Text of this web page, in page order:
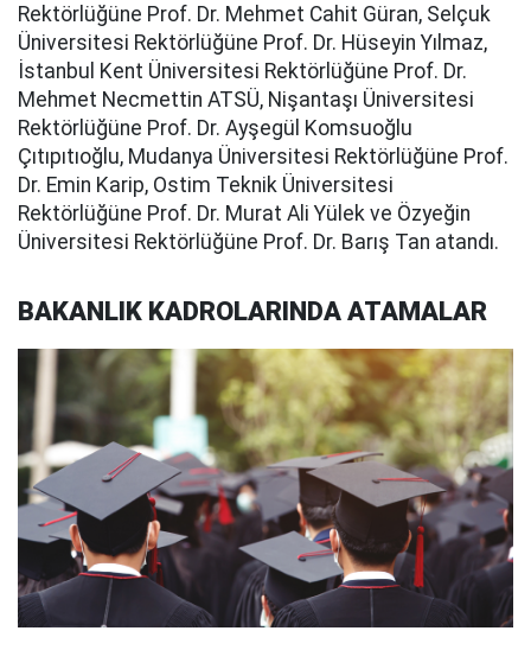
Rektörlüğüne Prof. Dr. Mehmet Cahit Güran, Selçuk
Üniversitesi Rektörlüğüne Prof. Dr. Hüseyin Yılmaz,
İstanbul Kent Üniversitesi Rektörlüğüne Prof. Dr.
Mehmet Necmettin ATSÜ, Nişantaşı Üniversitesi
Rektörlüğüne Prof. Dr. Ayşegül Komsuoğlu
Çıtıpıtıoğlu, Mudanya Üniversitesi Rektörlüğüne Prof.
Dr. Emin Karip, Ostim Teknik Üniversitesi
Rektörlüğüne Prof. Dr. Murat Ali Yülek ve Özyeğin
Üniversitesi Rektörlüğüne Prof. Dr. Barış Tan atandı.
BAKANLIK KADROLARINDA ATAMALAR